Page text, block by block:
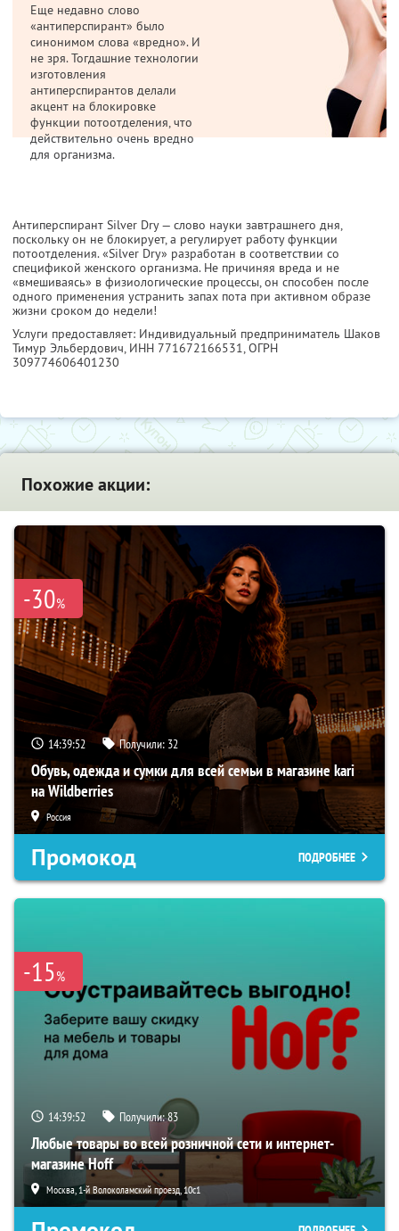
Еще недавно слово
«антиперспирант» было
синонимом слова «вредно». И
не зря. Тогдашние технологии
изготовления
антиперспирантов делали
акцент на блокировке
функции потоотделения, что
действительно очень вредно
для организма.
Антиперспирант Silver Dry — слово науки завтрашнего дня,
поскольку он не блокирует, а регулирует работу функции
потоотделения. «Silver Dry» разработан в соответствии со
спецификой женского организма. Не причиняя вреда и не
«вмешиваясь» в физиологические процессы, он способен после
одного применения устранить запах пота при активном образе
жизни сроком до недели!
Услуги предоставляет: Индивидуальный предприниматель Шаков
Тимур Эльбердович, ИНН 771672166531, ОГРН
309774606401230
Похожие акции:
-30%
14:39:51 Получили: 32
Обувь, одежда и сумки для всей семьи в магазине kari
на Wildberries
Россия
Промокод ПОДРОБНЕЕ
-15%
14:39:51 Получили:83
Любые товары во всей розничной сети и интернет-
магазине Hoff
Москва, 1-й Волоколамский проезд, 10с1